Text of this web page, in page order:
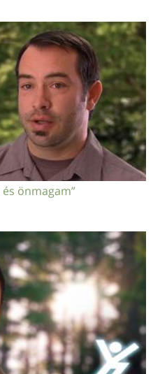
önmagam”